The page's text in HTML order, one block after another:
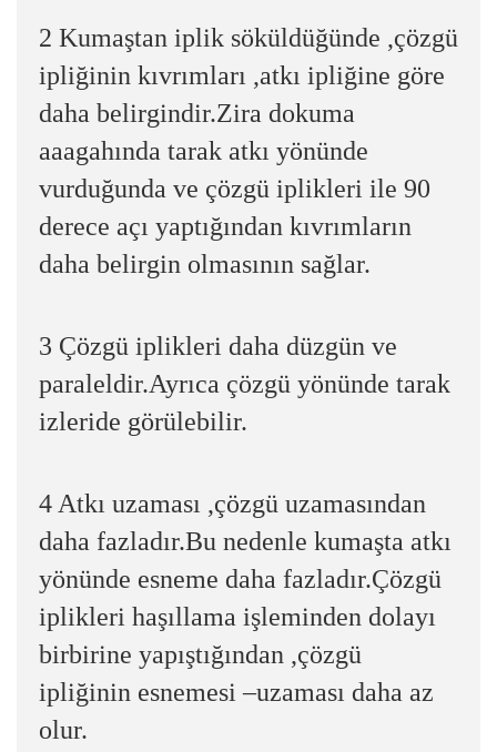
2 Kumaştan iplik söküldüğünde ,çözgü
ipliğinin kıvrımları ,atkı ipliğine göre
daha belirgindir.Zira dokuma
aaagahında tarak atkı yönünde
vurduğunda ve çözgü iplikleri ile 90
derece açı yaptığından kıvrımların
daha belirgin olmasının sağlar.
3 Çözgü iplikleri daha düzgün ve
paraleldir.Ayrıca çözgü yönünde tarak
izleride görülebilir.
4 Atkı uzaması ,çözgü uzamasından
daha fazladır.Bu nedenle kumaşta atkı
yönünde esneme daha fazladır.Çözgü
iplikleri haşıllama işleminden dolayı
birbirine yapıştığından ,çözgü
ipliğinin esnemesi –uzaması daha az
olur.